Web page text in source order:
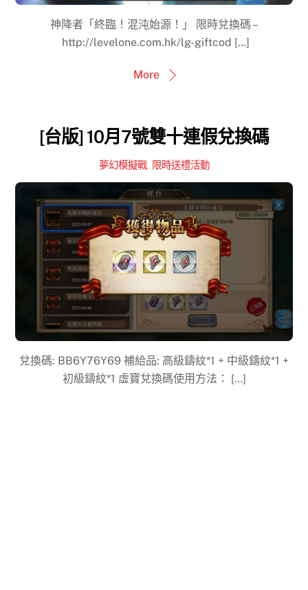
神降者「終臨！混沌始源！」 限時兌換碼 –
http://levelone.com.hk/lg-giftcod […]
More
[台版] 10月7號雙十連假兌換碼
夢幻模擬戰, 限時送禮活動
兌換碼: BB6Y76Y69 補給品: 高級鑄紋*1 + 中級鑄紋*1 +
初級鑄紋*1 虛寶兌換碼使用方法： […]